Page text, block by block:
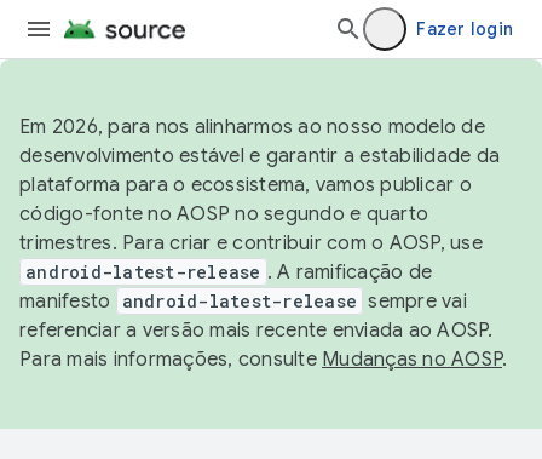
Fazer login
Em 2026, para nos alinharmos ao nosso modelo de
desenvolvimento estável e garantir a estabilidade da
plataforma para o ecossistema, vamos publicar o
código-fonte no AOSP no segundo e quarto
trimestres. Para criar e contribuir com o AOSP, use
android-latest-release . A ramificação de
manifesto
android-latest-release sempre vai
referenciar a versão mais recente enviada ao AOSP.
Para mais informações, consulte Mudanças no AOSP.